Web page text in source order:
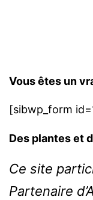
Vous êtes un
[sibwp_form
Des plantes et
Ce site
Partenaire